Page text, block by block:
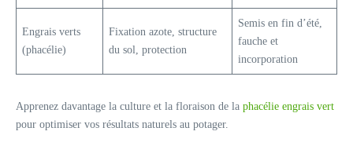
Engrais verts
(phacélie)
Fixation azote, structure
du sol, protection
Semis en fin d’été,
fauche et
incorporation
Apprenez davantage la culture et la floraison de la phacélie engrais vert
pour optimiser vos résultats naturels au potager.